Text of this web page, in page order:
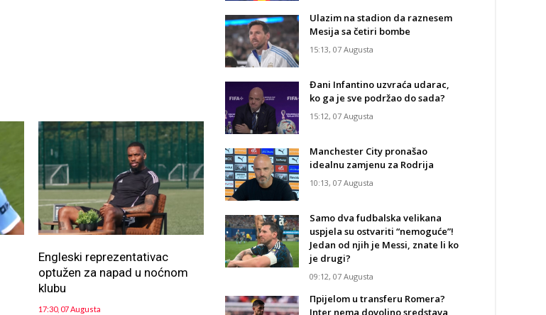
Engleski reprezentativac
optužen za napad u noćnom
klubu
17:30, 07 Augusta
Ulazim na stadion da raznesem
Mesija sa četiri bombe
15:13, 07 Augusta
Đani Infantino uzvraća udarac,
ko ga je sve podržao do sada?
15:12, 07 Augusta
Manchester City pronašao
idealnu zamjenu za Rodrija
10:13, 07 Augusta
Samo dva fudbalska velikana
uspjela su ostvariti “nemoguće”!
Jedan od njih je Messi, znate li ko
je drugi?
09:12, 07 Augusta
Прijelom u transferu Romera?
Inter nema dovoljno sredstava,